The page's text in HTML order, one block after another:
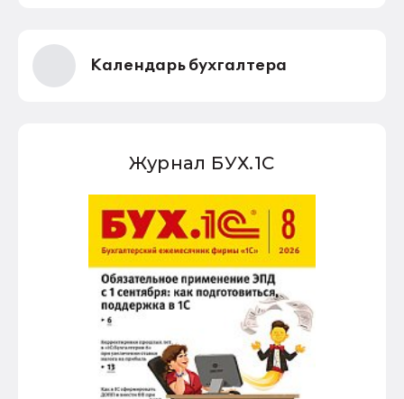
Календарь бухгалтера
Журнал БУХ.1С